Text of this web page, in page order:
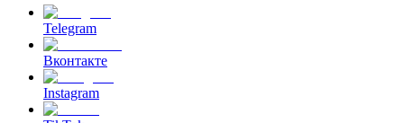
Telegram
Вконтакте
Instagram